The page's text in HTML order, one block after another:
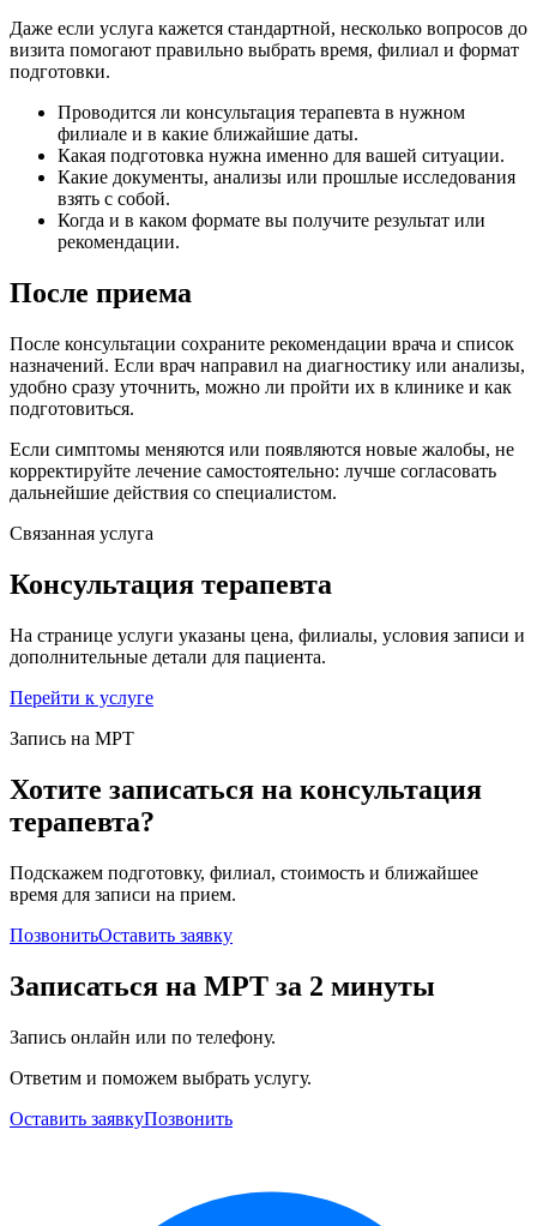
Даже если услуга кажется стандартной, несколько вопросов до
визита помогают правильно выбрать время, филиал и формат
подготовки.
Проводится ли консультация терапевта в нужном
филиале и в какие ближайшие даты.
Какая подготовка нужна именно для вашей ситуации.
Какие документы, анализы или прошлые исследования
взять с собой.
Когда и в каком формате вы получите результат или
рекомендации.
После приема
После консультации сохраните рекомендации врача и список
назначений. Если врач направил на диагностику или анализы,
удобно сразу уточнить, можно ли пройти их в клинике и как
подготовиться.
Если симптомы меняются или появляются новые жалобы, не
корректируйте лечение самостоятельно: лучше согласовать
дальнейшие действия со специалистом.
Связанная услуга
Консультация терапевта
На странице услуги указаны цена, филиалы, условия записи и
дополнительные детали для пациента.
Перейти к услуге
Запись на МРТ
Хотите записаться на консультация
терапевта?
Подскажем подготовку, филиал, стоимость и ближайшее
время для записи на прием.
ПозвонитьОставить заявку
Записаться на МРТ за 2 минуты
Запись онлайн или по телефону.
Ответим и поможем выбрать услугу.
Оставить заявкуПозвонить